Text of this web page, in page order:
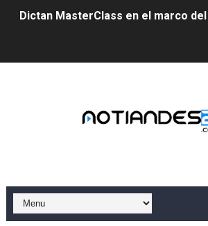
Dictan MasterClass en el marco
Gobernador Arnaldo Sánchez
Mérida fortalece su reserva